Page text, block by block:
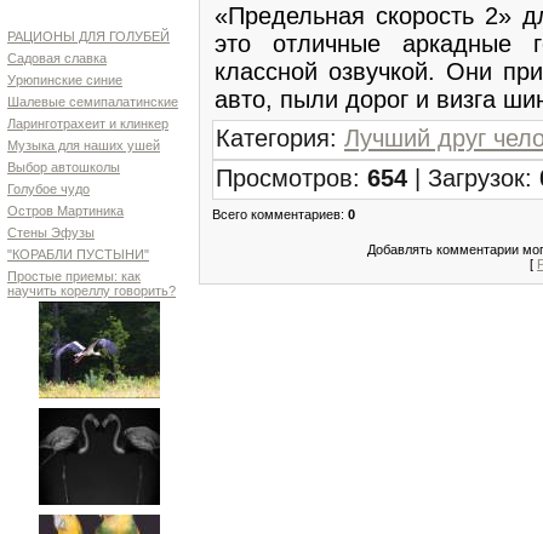
РАЦИОНЫ ДЛЯ ГОЛУБЕЙ
Садовая славка
Урюпинские синие
Шалевые семипалатинские
Ларинготрахеит и клинкер
Музыка для наших ушей
Выбор автошколы
Голубое чудо
Остров Мартиника
Стены Эфузы
"КОРАБЛИ ПУСТЫНИ"
Простые приемы: как
научить кореллу говорить?
«Предельная скорость 2»
это отличные аркадные
классной озвучкой. Они
авто, пыли дорог и визга
Категория: Лучший друг
Просмотров: 654 | Загрузок:
Всего комментариев: 0
Добавлять комментарии
[